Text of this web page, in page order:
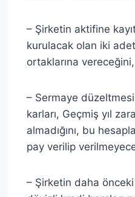
– Şirketin aktifine
kurulacak olan iki
ortaklarına vereceğini,
– Sermaye
karları, Geçmiş yıl
almadığını, bu
pay verilip
– Şirketin daha